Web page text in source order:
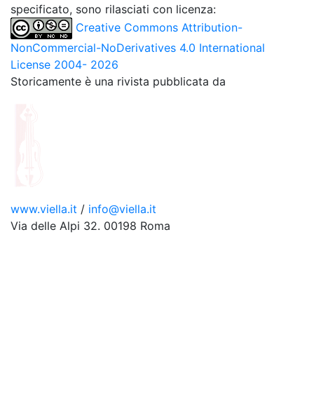
specificato, sono rilasciati con licenza:
Creative Commons Attribution-
NonCommercial-NoDerivatives 4.0 International
License 2004- 2026
Storicamente è una rivista pubblicata da
www.viella.it / info@viella.it
Via delle Alpi 32. 00198 Roma